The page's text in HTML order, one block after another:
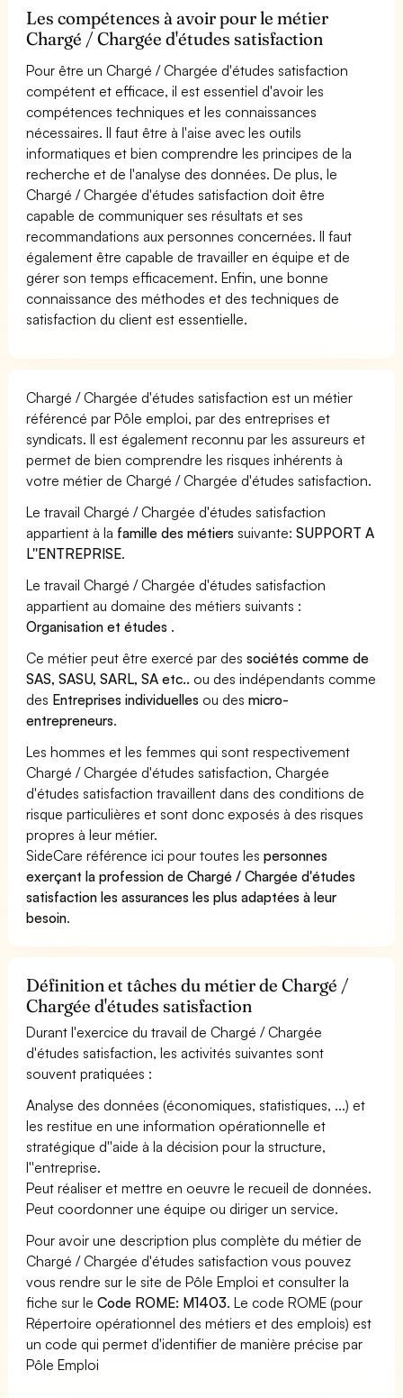
Les compétences à avoir pour le métier
Chargé / Chargée d'études satisfaction
Pour être un Chargé / Chargée d'études satisfaction
compétent et efficace, il est essentiel d'avoir les
compétences techniques et les connaissances
nécessaires. Il faut être à l'aise avec les outils
informatiques et bien comprendre les principes de la
recherche et de l'analyse des données. De plus, le
Chargé / Chargée d'études satisfaction doit être
capable de communiquer ses résultats et ses
recommandations aux personnes concernées. Il faut
également être capable de travailler en équipe et de
gérer son temps efficacement. Enfin, une bonne
connaissance des méthodes et des techniques de
satisfaction du client est essentielle.
Chargé / Chargée d'études satisfaction est un métier
référencé par Pôle emploi, par des entreprises et
syndicats. Il est également reconnu par les assureurs et
permet de bien comprendre les risques inhérents à
votre métier de Chargé / Chargée d'études satisfaction.
Le travail Chargé / Chargée d'études satisfaction
appartient à la famille des métiers suivante:SUPPORT A
L''ENTREPRISE.
Le travail Chargé / Chargée d'études satisfaction
appartient au domaine des métiers suivants :
Organisation et études .
Ce métier peut être exercé par dessociétés comme de
SAS, SASU, SARL, SA etc.. ou des indépendants comme
des Entreprises individuelles ou desmicro-
entrepreneurs.
Les hommes et les femmes qui sont respectivement
Chargé / Chargée d'études satisfaction, Chargée
d'études satisfaction travaillent dans des conditions de
risque particulières et sont donc exposés à des risques
propres à leur métier.
SideCare référence ici pour toutes lespersonnes
exerçant la profession de Chargé / Chargée d'études
satisfaction les assurances les plus adaptées à leur
besoin.
Définition et tâches du métier de Chargé /
Chargée d'études satisfaction
Durant l'exercice du travail de Chargé / Chargée
d'études satisfaction, les activités suivantes sont
souvent pratiquées :
Analyse des données (économiques, statistiques, ...) et
les restitue en une information opérationnelle et
stratégique d''aide à la décision pour la structure,
l''entreprise.
Peut réaliser et mettre en oeuvre le recueil de données.
Peut coordonner une équipe ou diriger un service.
Pour avoir une description plus complète du métier de
Chargé / Chargée d'études satisfaction vous pouvez
vous rendre sur le site de Pôle Emploi et consulter la
fiche sur leCode ROME: M1403. Le code ROME (pour
Répertoire opérationnel des métiers et des emplois) est
un code qui permet d'identifier de manière précise par
Pôle Emploi